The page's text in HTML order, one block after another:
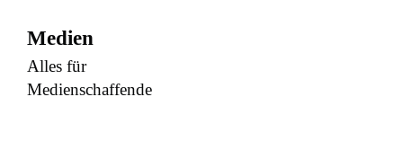
Medien
Alles für
Medienschaffende